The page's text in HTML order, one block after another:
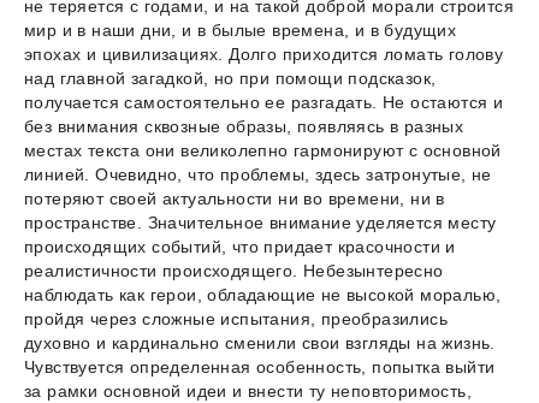
не теряется с годами, и на такой доброй морали строится
мир и в наши дни, и в былые времена, и в будущих
эпохах и цивилизациях. Долго приходится ломать голову
над главной загадкой, но при помощи подсказок,
получается самостоятельно ее разгадать. Не остаются и
без внимания сквозные образы, появляясь в разных
местах текста они великолепно гармонируют с основной
линией. Очевидно, что проблемы, здесь затронутые, не
потеряют своей актуальности ни во времени, ни в
пространстве. Значительное внимание уделяется месту
происходящих событий, что придает красочности и
реалистичности происходящего. Небезынтересно
наблюдать как герои, обладающие не высокой моралью,
пройдя через сложные испытания, преобразились
духовно и кардинально сменили свои взгляды на жизнь.
Чувствуется определенная особенность, попытка выйти
за рамки основной идеи и внести ту неповторимость,